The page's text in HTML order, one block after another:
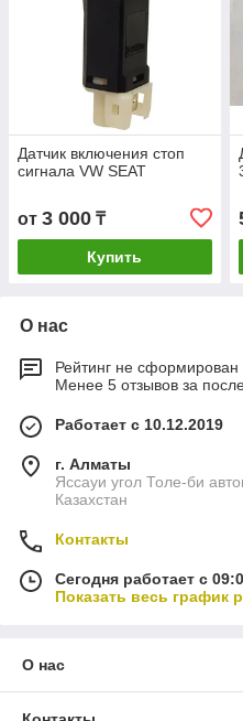
Датчик включения стоп
сигнала VW SEAT
от 3 000 ₸
Купить
О нас
Рейтинг не сформирован
Менее 5 отзывов за
Работает с 10.12.2019
г. Алматы
Яссауи угол Толе-би
Казахстан
Контакты
Сегодня работает с
Показать весь график
О нас